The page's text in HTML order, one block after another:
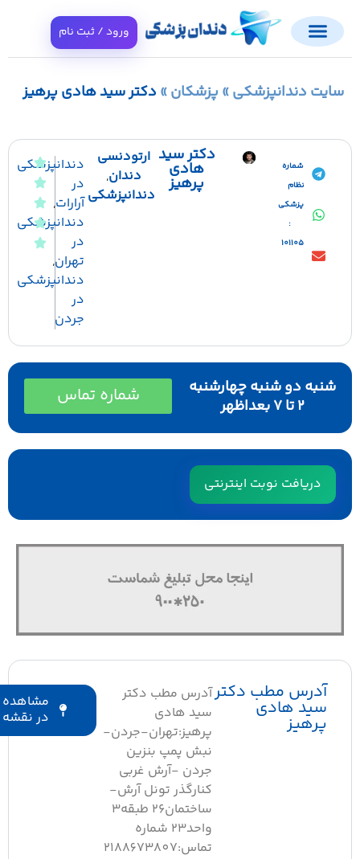
ورود / ثبت نام
دندانپزشکی»پزشکان»دکتر سید هادی پرهیز
شماره
پزشکی
101105
دکتر سید
هادی
پرهیز
ارتودنسی
دندان,
دندانپزشکی
دندانپزشکی
در
آرارات,
دندانپزشکی
تهران,
دندانپزشکی
جردن
شنبه دو شنبه چهارشنبه
شماره تماس
دریافت نوبت اینترنتی
آدرس مطب دکتر
سید هادی
پرهیز
آدرس مطب دکتر
سید هادی
پرهیز:تهران-جردن-
نبش پمپ بنزین
جردن -آرش غربی
کنارگذر تونل آرش-
ساختمان۲۶ طبقه۳
واحد۲۳ شماره
تماس:2188673807
مشاهده
در نقشه